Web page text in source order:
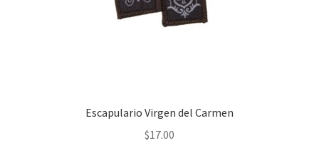
Escapulario Virgen del Carmen
$17.00